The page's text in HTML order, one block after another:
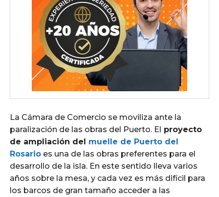
La Cámara de Comercio se moviliza ante la
paralización de las obras del Puerto. El proyecto
de ampliación del muelle de Puerto del
Rosario es una de las obras preferentes para el
desarrollo de la isla. En este sentido lleva varios
años sobre la mesa, y cada vez es más difícil para
los barcos de gran tamaño acceder a las